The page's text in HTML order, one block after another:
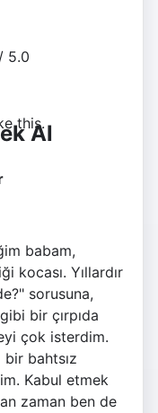
5.0
this.
Al
babam,
kocası. Yıllardır
sorusuna,
bir çırpıda
çok isterdim.
bir bahtsız
Kabul etmek
zaman ben de